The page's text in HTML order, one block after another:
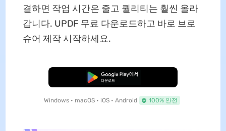
결하면 작업 시간은 줄고 퀄리티는 훨씬 올라
갑니다. UPDF 무료 다운로드하고 바로 브로
슈어 제작 시작하세요.
무료로 다운로드
Windows • macOS • iOS • Android 100% 안전